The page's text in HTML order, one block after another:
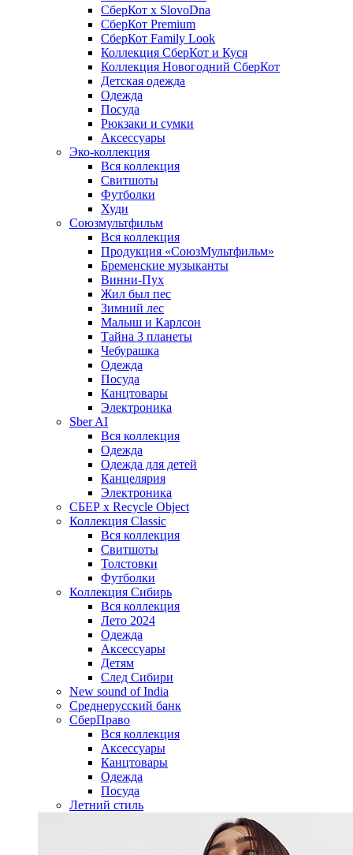
СберКот x SlovoDna
СберКот Premium
СберКот Family Look
Коллекция СберКот и Куся
Коллекция Новогодний СберКот
Детская одежда
Одежда
Посуда
Рюкзаки и сумки
Аксессуары
Эко-коллекция
Вся коллекция
Свитшоты
Футболки
Худи
Союзмультфильм
Вся коллекция
Продукция «СоюзМультфильм»
Бременские музыканты
Винни-Пух
Жил был пес
Зимний лес
Малыш и Карлсон
Тайна 3 планеты
Чебурашка
Одежда
Посуда
Канцтовары
Электроника
Sber AI
Вся коллекция
Одежда
Одежда для детей
Канцелярия
Электроника
СБЕР x Recycle Object
Коллекция Classic
Вся коллекция
Свитшоты
Толстовки
Футболки
Коллекция Сибирь
Вся коллекция
Лето 2024
Одежда
Аксессуары
Детям
След Сибири
New sound of India
Среднерусский банк
СберПраво
Вся коллекция
Аксессуары
Канцтовары
Одежда
Посуда
Летний стиль